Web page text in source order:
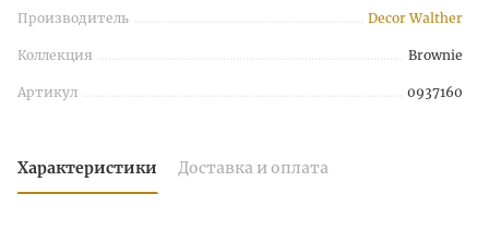
Производитель Decor Walther
Коллекция Brownie
Артикул 0937160
Характеристики Доставка и оплата